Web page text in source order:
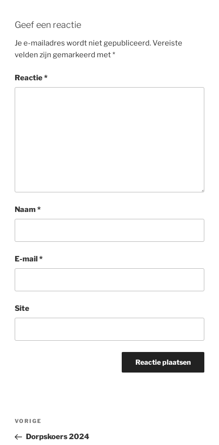
Geef een reactie
Je e-mailadres wordt niet gepubliceerd.Vereiste
velden zijn gemarkeerd met*
Reactie*
Naam*
E-mail*
Site
Bericht
Vorig
bericht
VORIGE
Dorpskoers 2024